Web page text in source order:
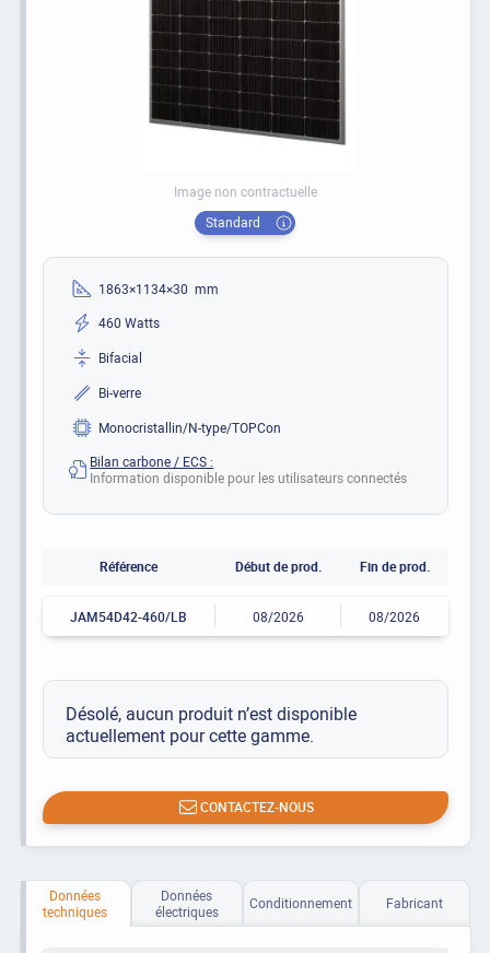
Image non contractuelle
Standard
1863×1134×30 mm
460 Watts
Bifacial
Bi-verre
Monocristallin/N-type/TOPCon
Bilan carbone / ECS :
Information disponible pour les utilisateurs connectés
Référence Début de prod. Fin de prod.
JAM54D42-460/LB 08/2026 08/2026
Désolé, aucun produit n’est disponible
actuellement pour cette gamme.
CONTACTEZ-NOUS
Données
techniques
Données
électriques
Conditionnement Fabricant